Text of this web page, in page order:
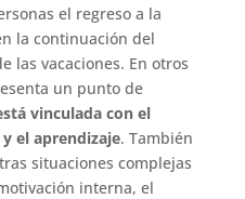
el regreso a la
la continuación del
las vacaciones. En otros
un punto de
vinculada con el
el aprendizaje. También
situaciones complejas
interna, el